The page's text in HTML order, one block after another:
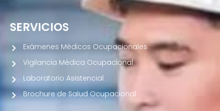
SERVICIOS
Exámenes Médicos Ocupacionales
Vigilancia Médica Ocupacional
Laboratorio Asistencial
Brochure de Salud Ocupacional